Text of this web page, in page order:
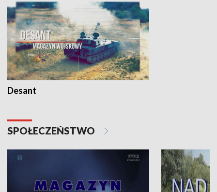
Desant
SPOŁECZEŃSTWO